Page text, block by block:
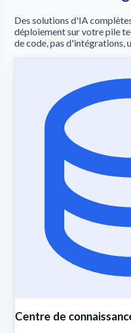
Des solutions d'IA
déploiement sur votre pile
de code, pas d'intégrations,
Centre de